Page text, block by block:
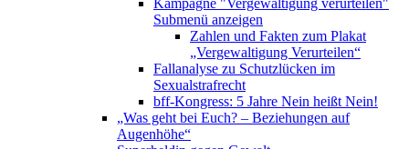
Kampagne "Vergewaltigung verurteilen"
Submenü anzeigen
Zahlen und Fakten zum Plakat
„Vergewaltigung Verurteilen“
Fallanalyse zu Schutzlücken im
Sexualstrafrecht
bff-Kongress: 5 Jahre Nein heißt Nein!
„Was geht bei Euch? – Beziehungen auf
Augenhöhe“